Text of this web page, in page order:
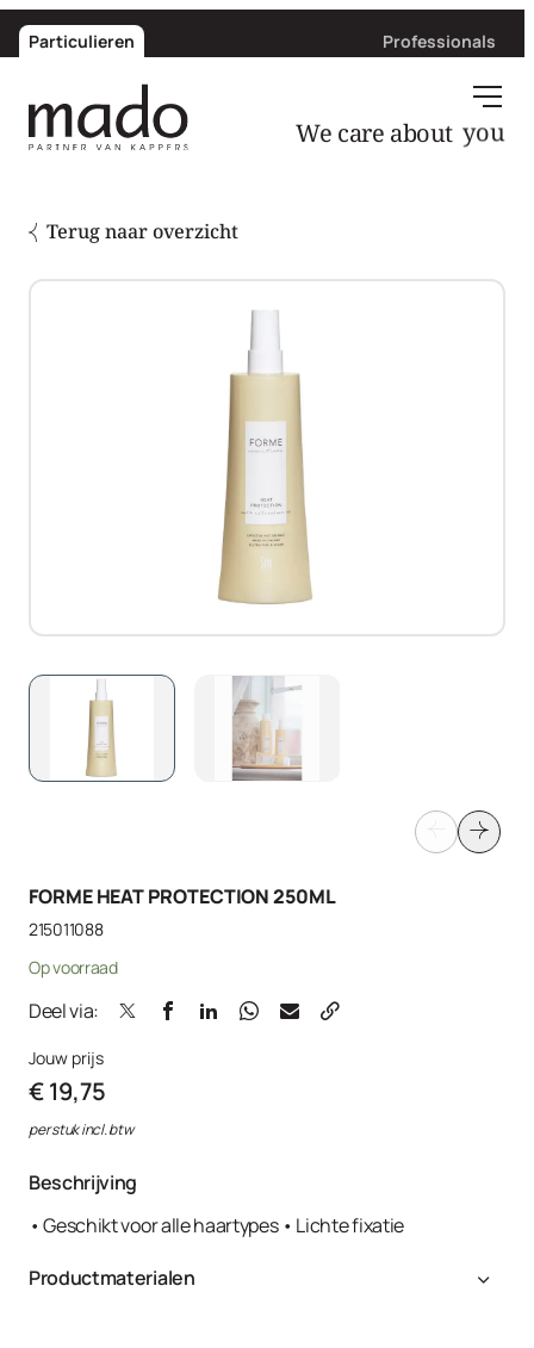
Particulieren Professionals
We care about you
Terug naar overzicht
FORME HEAT PROTECTION 250ML
215011088
Op voorraad
Deel via:
Jouw prijs
€ 19,75
per stuk incl. btw
Beschrijving
• Geschikt voor alle haartypes • Lichte fixatie
Productmaterialen